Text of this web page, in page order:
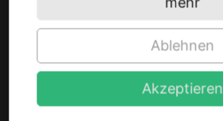
Akzeptieren
Ablehnen